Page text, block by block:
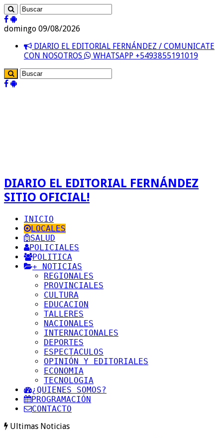
domingo 09/08/2026
DIARIO EL EDITORIAL FERNÁNDEZ / COMUNICATE
CON NOSOTROS
WHATSAPP +5493855191019
DIARIO EL EDITORIAL FERNÁNDEZ
SITIO OFICIAL!
INICIO
LOCALES
SALUD
POLICIALES
POLITICA
+ NOTICIAS
REGIONALES
PROVINCIALES
CULTURA
EDUCACION
TALLERES
NACIONALES
INTERNACIONALES
DEPORTES
ESPECTACULOS
OPINIÓN Y EDITORIALES
ECONOMIA
TECNOLOGIA
¿QUIENES SOMOS?
PROGRAMACIÓN
CONTACTO
Ultimas Noticias